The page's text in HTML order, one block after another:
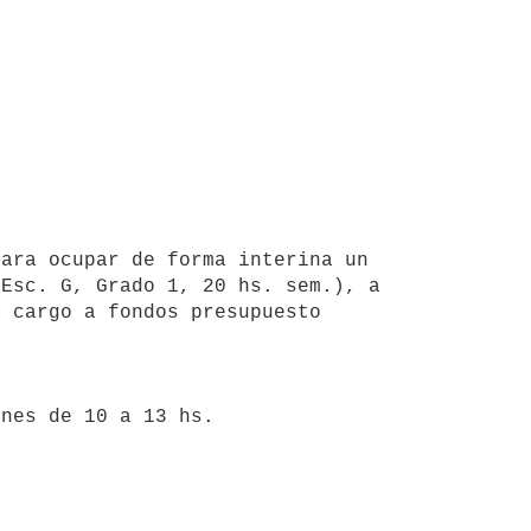
ocupar de forma interina un
G, Grado 1, 20 hs. sem.), a
a fondos presupuesto
de 10 a 13 hs.